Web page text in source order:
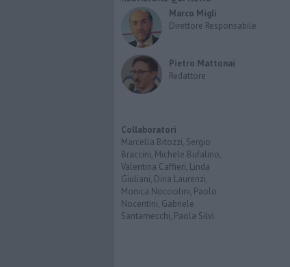
Marco Migli
Direttore Responsabile
Pietro Mattonai
Redattore
Collaboratori
Marcella Bitozzi, Sergio
Braccini, Michele Bufalino,
Valentina Caffieri, Linda
Giuliani, Dina Laurenzi,
Monica Nocciolini, Paolo
Nocentini, Gabriele
Santarnecchi, Paola Silvi.